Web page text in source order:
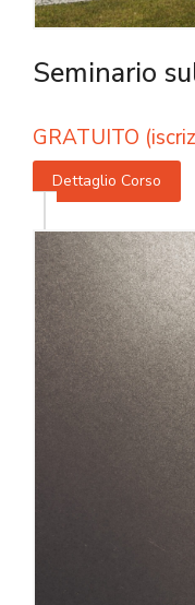
Seminario
GRATUITO
Dettaglio Corso